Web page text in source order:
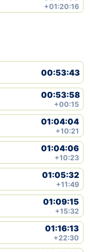
+01:20:16
00:53:43
00:53:58
+00:15
01:04:04
+10:21
01:04:06
+10:23
01:05:32
+11:49
01:09:15
+15:32
01:16:13
+22:30